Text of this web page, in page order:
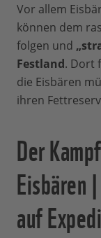
Vor allem
können dem
folgen und
Festland. Dort
die Eisbären
ihren
Der
Eisbären
auf